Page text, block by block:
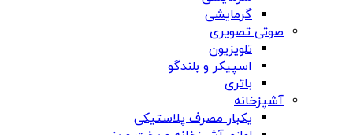
گرمایشی
صوتی تصویری
تلویزیون
اسپیکر و بلندگو
باتری
آشپزخانه
یکبار مصرف پلاستیکی